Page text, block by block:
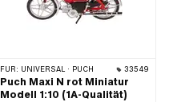
FÜR: UNIVERSAL · PUCH 33549
Puch Maxi N rot Miniatur
Modell 1:10 (1A-Qualität)